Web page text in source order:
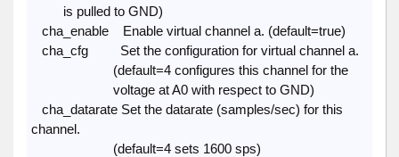
is pulled to GND)
cha_enable Enable virtual channel a. (default=true)
cha_cfg Set the configuration for virtual channel a.
(default=4 configures this channel for the
voltage at A0 with respect to GND)
cha_datarate Set the datarate (samples/sec) for this
channel.
(default=4 sets 1600 sps)